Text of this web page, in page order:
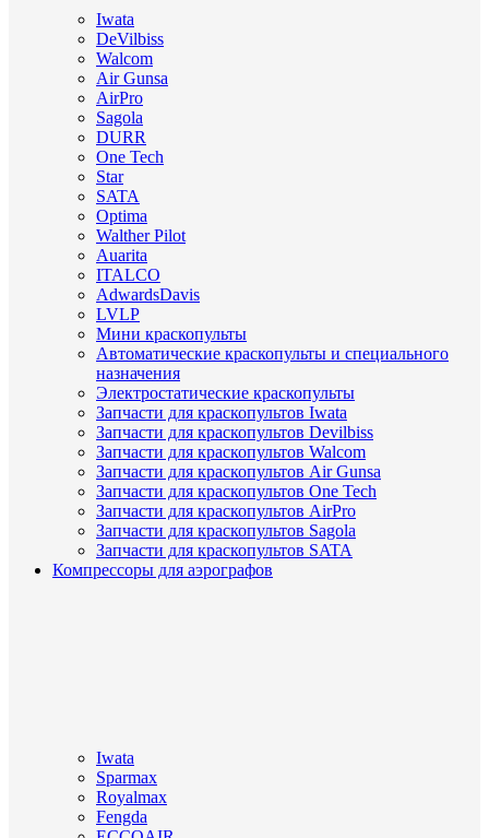
Iwata
DeVilbiss
Walcom
Air Gunsa
AirPro
Sagola
DURR
One Tech
Star
SATA
Optima
Walther Pilot
Auarita
ITALCO
AdwardsDavis
LVLP
Мини краскопульты
Автоматические краскопульты и специального
назначения
Электростатические краскопульты
Запчасти для краскопультов Iwata
Запчасти для краскопультов Devilbiss
Запчасти для краскопультов Walcom
Запчасти для краскопультов Air Gunsa
Запчасти для краскопультов One Tech
Запчасти для краскопультов AirPro
Запчасти для краскопультов Sagola
Запчасти для краскопультов SATA
Компрессоры для аэрографов
Iwata
Sparmax
Royalmax
Fengda